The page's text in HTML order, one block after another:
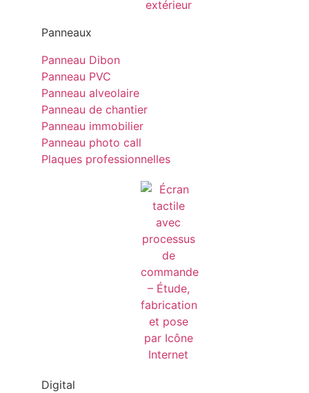
Panneaux
Panneau Dibon
Panneau PVC
Panneau alveolaire
Panneau de chantier
Panneau immobilier
Panneau photo call
Plaques professionnelles
Digital